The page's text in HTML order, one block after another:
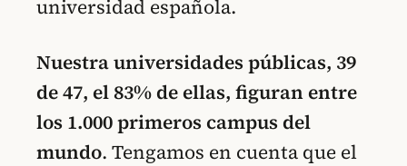
universidad española.
Nuestra universidades públicas, 39
de 47, el 83% de ellas, figuran entre
los 1.000 primeros campus del
mundo. Tengamos en cuenta que el